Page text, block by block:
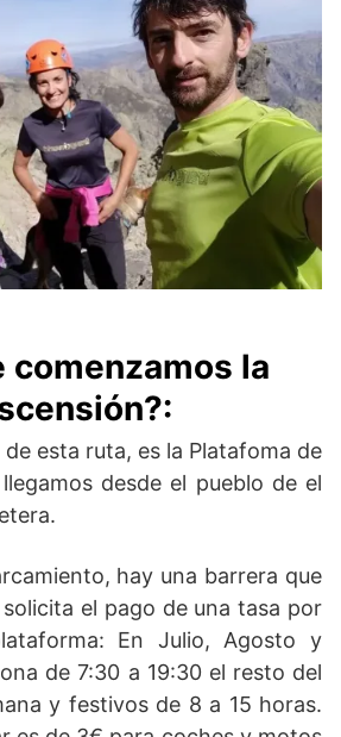
comenzamos la
esta ruta, es la Platafoma de
desde el pueblo de el
hay una barrera que
el pago de una tasa por
En Julio, Agosto y
de 7:30 a 19:30 el resto del
y festivos de 8 a 15 horas.